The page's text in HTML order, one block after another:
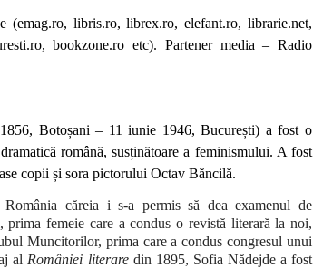
(emag.ro, libris.ro, librex.ro, elefant.ro, librarie.net,
bookzone.ro etc). Partener media – Radio
Botoșani – 11 iunie 1946, București) a fost o
română, susținătoare a feminismului. A fost
copii și sora pictorului Octav Băncilă.
căreia i s-a permis să dea examenul de
prima femeie care a condus o revistă literară la noi,
Muncitorilor, prima care a condus congresul unui
al României literaredin 1895, Sofia Nădejde a fost